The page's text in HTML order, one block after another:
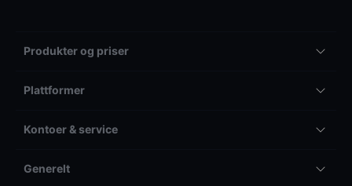
Produkter og priser
Plattformer
Kontoer & service
Generelt